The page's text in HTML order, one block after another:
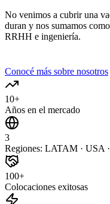
No venimos a cubrir una
duran y nos sumamos
RRHH e ingeniería.
Conocé más sobre nosotros
10+
Años en el mercado
3
Regiones: LATAM · USA
100+
Colocaciones exitosas